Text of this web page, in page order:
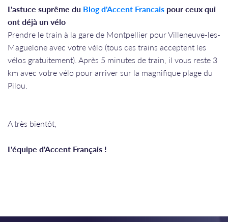
L'astuce suprême du Blog d'Accent Francais pour ceux qui
ont déjà un vélo
Prendre le train à la gare de Montpellier pour Villeneuve-les-
Maguelone avec votre vélo (tous ces trains acceptent les
vélos gratuitement). Après 5 minutes de train, il vous reste 3
km avec votre vélo pour arriver sur la magnifique plage du
Pilou.
A très bientôt,
​​​​​​​L'équipe d'Accent Français !